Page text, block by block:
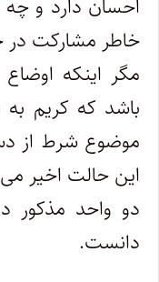
احسان دارد و چه
خاطر مشارکت در
مگر اینکه
باشد که کریم
موضوع شرط از
این حالت اخیر
دو واحد
دانست.